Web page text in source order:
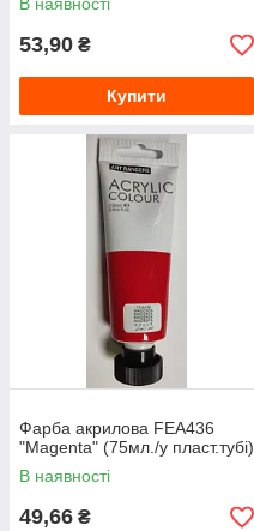
53,90 ₴
Купити
Фарба акрилова FEA436
"Magenta" (75мл./у пласт.тубі)
В наявності
49,66 ₴